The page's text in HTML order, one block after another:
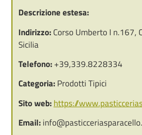
Descrizione estesa:
Indirizzo:Corso Umberto I n.167,
Sicilia
Telefono:+39,339.8228334
Categoria:Prodotti Tipici
Sito web: https://
Email: